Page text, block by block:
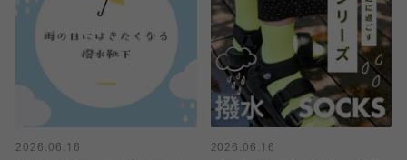
2026.06.16
2026.06.16